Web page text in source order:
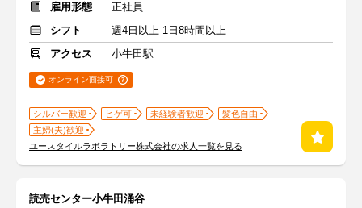
雇用形態
正社員
シフト
週4日以上 1日8時間以上
アクセス
小牛田駅
オンライン面接可
シルバー歓迎 ヒゲ可 未経験者歓迎
髪色自由
主婦(夫)歓迎
ユースタイルラボラトリー株式会社の求人一覧を見る
読売センター小牛田涌谷